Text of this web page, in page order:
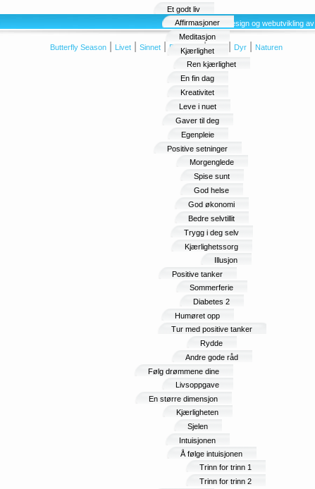
Et godt liv
Affirmasjoner
Meditasjon
Kjærlighet
Ren kjærlighet
En fin dag
Kreativitet
Leve i nuet
Gaver til deg
Egenpleie
Positive setninger
Morgenglede
Spise sunt
God helse
God økonomi
Bedre selvtillit
Trygg i deg selv
Kjærlighetssorg
Illusjon
Positive tanker
Sommerferie
Diabetes 2
Humøret opp
Tur med positive tanker
Rydde
Andre gode råd
Følg drømmene dine
Livsoppgave
En større dimensjon
Kjærligheten
Sjelen
Intuisjonen
Å følge intuisjonen
Trinn for trinn 1
Trinn for trinn 2
Webdesign og webutvikling av
Butterfly Season Livet Sinnet Ernæring | Barn Dyr Naturen